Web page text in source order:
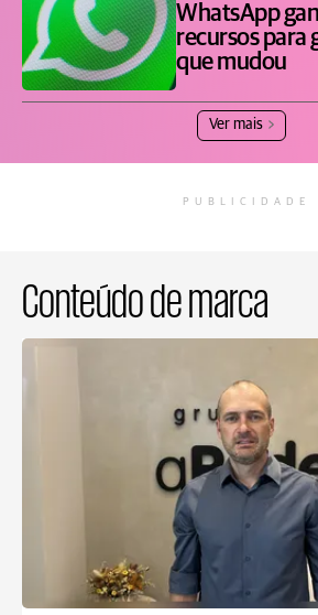
WhatsApp
recursos para
que mudou
Ver mais
PUBLICIDADE
Conteúdo de marca